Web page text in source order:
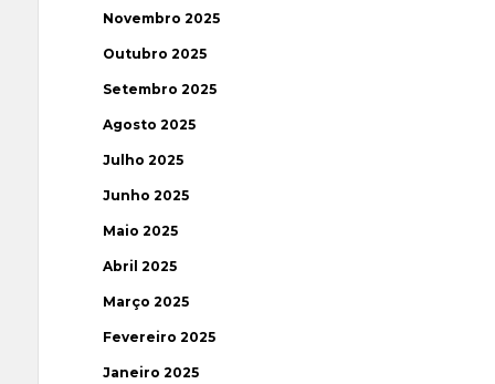
Novembro 2025
Outubro 2025
Setembro 2025
Agosto 2025
Julho 2025
Junho 2025
Maio 2025
Abril 2025
Março 2025
Fevereiro 2025
Janeiro 2025